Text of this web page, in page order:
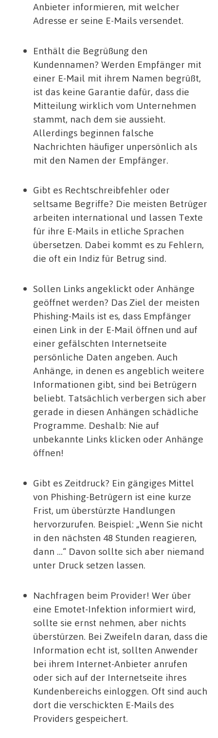
Anbieter informieren, mit welcher
Adresse er seine E-Mails versendet.
Enthält die Begrüßung den
Kundennamen? Werden Empfänger mit
einer E-Mail mit ihrem Namen begrüßt,
ist das keine Garantie dafür, dass die
Mitteilung wirklich vom Unternehmen
stammt, nach dem sie aussieht.
Allerdings beginnen falsche
Nachrichten häufiger unpersönlich als
mit den Namen der Empfänger.
Gibt es Rechtschreibfehler oder
seltsame Begriffe? Die meisten Betrüger
arbeiten international und lassen Texte
für ihre E-Mails in etliche Sprachen
übersetzen. Dabei kommt es zu Fehlern,
die oft ein Indiz für Betrug sind.
Sollen Links angeklickt oder Anhänge
geöffnet werden? Das Ziel der meisten
Phishing-Mails ist es, dass Empfänger
einen Link in der E-Mail öffnen und auf
einer gefälschten Internetseite
persönliche Daten angeben. Auch
Anhänge, in denen es angeblich weitere
Informationen gibt, sind bei Betrügern
beliebt. Tatsächlich verbergen sich aber
gerade in diesen Anhängen schädliche
Programme. Deshalb: Nie auf
unbekannte Links klicken oder Anhänge
öffnen!
Gibt es Zeitdruck? Ein gängiges Mittel
von Phishing-Betrügern ist eine kurze
Frist, um überstürzte Handlungen
hervorzurufen. Beispiel: „Wenn Sie nicht
in den nächsten 48 Stunden reagieren,
dann …“ Davon sollte sich aber niemand
unter Druck setzen lassen.
Nachfragen beim Provider! Wer über
eine Emotet-Infektion informiert wird,
sollte sie ernst nehmen, aber nichts
überstürzen. Bei Zweifeln daran, dass die
Information echt ist, sollten Anwender
bei ihrem Internet-Anbieter anrufen
oder sich auf der Internetseite ihres
Kundenbereichs einloggen. Oft sind auch
dort die verschickten E-Mails des
Providers gespeichert.